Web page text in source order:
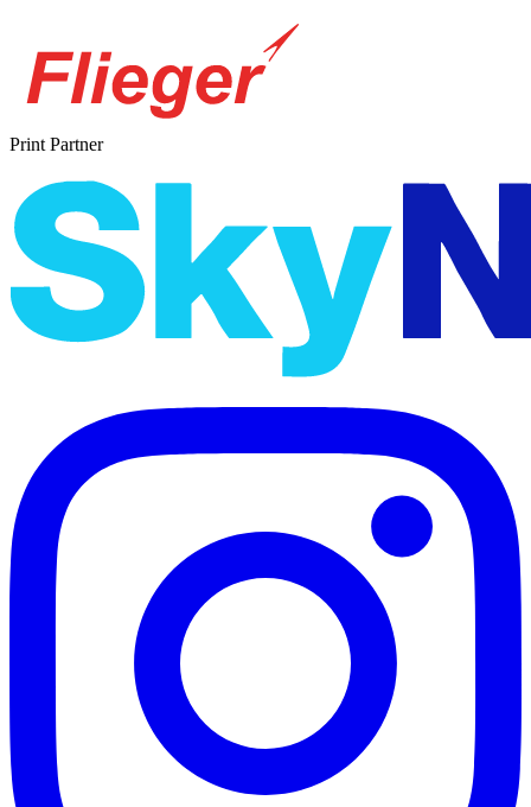
Print Partner